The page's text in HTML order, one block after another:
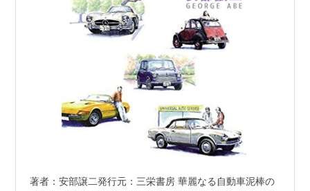
著者：安部譲二発行元：三栄書房 華麗なる自動車泥棒の